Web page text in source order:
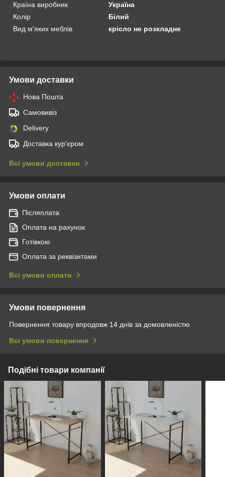
Країна виробник
Україна
Колір
Білий
Вид м'яких меблів
крісло не розкладне
Умови доставки
Нова Пошта
Самовивіз
Delivery
Доставка кур'єром
Всі умови доставки
Умови оплати
Післяплата
Оплата на рахунок
Готівкою
Оплата за реквізитами
Всі умови оплати
Умови повернення
Повернення товару впродовж 14 днів за домовленістю
Всі умови повернення
Подібні товари компанії